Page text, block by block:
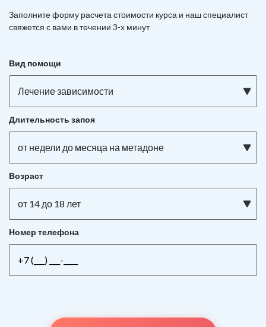
Заполните форму расчета стоимости курса и наш специалист
свяжется с вами в течении 3-х минут
Вид помощи
Лечение зависимости
Длительность запоя
от недели до месяца на метадоне
Возраст
от 14 до 18 лет
Номер телефона